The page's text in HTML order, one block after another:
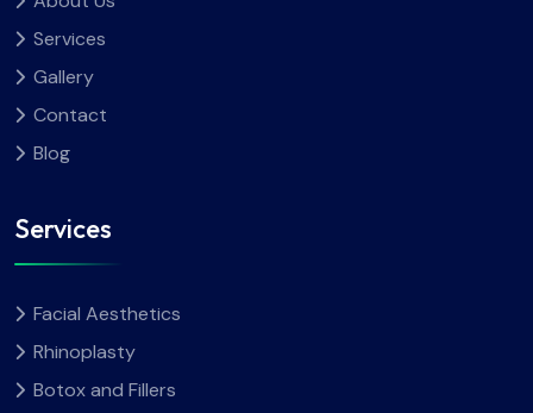
Services
Gallery
Contact
Blog
Services
Facial Aesthetics
Rhinoplasty
Botox and Fillers